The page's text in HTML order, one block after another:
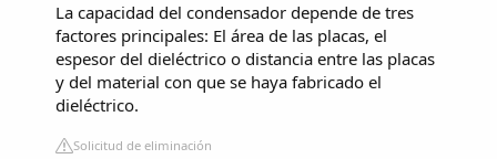
La capacidad del condensador depende de tres
factores principales: El área de las placas, el
espesor del dieléctrico o distancia entre las placas
y del material con que se haya fabricado el
dieléctrico.
Solicitud de eliminación